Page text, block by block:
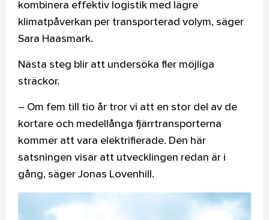
kombinera effektiv logistik med lägre
klimatpåverkan per transporterad volym, säger
Sara Haasmark.
Nästa steg blir att undersöka fler möjliga
sträckor.
– Om fem till tio år tror vi att en stor del av de
kortare och medellånga fjärrtransporterna
kommer att vara elektrifierade. Den här
satsningen visar att utvecklingen redan är i
gång, säger Jonas Lovenhill.